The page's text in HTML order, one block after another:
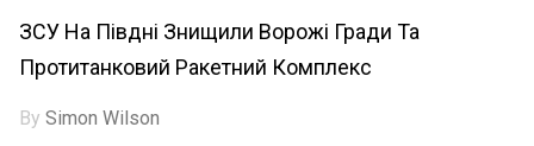
ЗСУ На Півдні Знищили Ворожі Гради Та
Протитанковий Ракетний Комплекс
BySimon Wilson